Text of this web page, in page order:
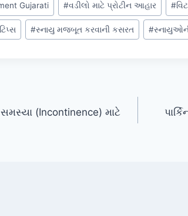
Gujarati #વડીલો માટે પ્રોટીન આહાર #
#સ્નાયુ મજબૂત કરવાની કસરત #
(Incontinence) માટે